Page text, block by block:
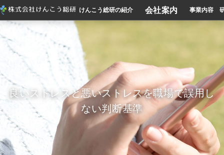
けんこう総研の紹介 会社案内 事業内容
良いストレスと悪いストレスを職場で誤用し
ない判断基準